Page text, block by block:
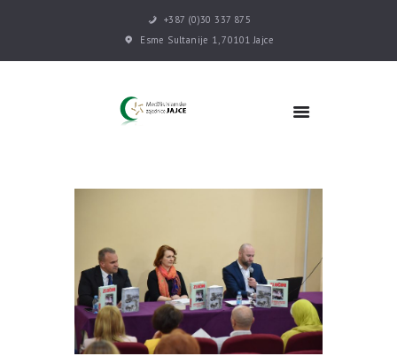
+387 (0)30 337 875
Esme Sultanije 1, 70101 Jajce
POČETNA
DŽEMATI
ASOCIJACIJE
USLUGE
MULTIMEDIJA
KONTAKT
DONACIJE